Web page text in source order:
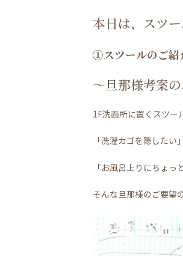
本日は、スツ
①スツールのご紹
～旦那様考案
1F洗面所に置くスツー
「洗濯カゴを隠したい」
「お風呂上りにちょっ
そんな旦那様のご要望